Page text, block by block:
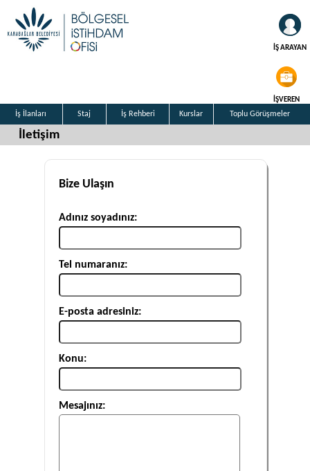
İŞ ARAYAN
İŞVEREN
İş İlanları Staj İş Rehberi Kurslar Toplu Görüşmeler
İletişim
Bize Ulaşın
Adınız soyadınız:
Tel numaranız:
E-posta adresiniz:
Konu:
Mesajınız: